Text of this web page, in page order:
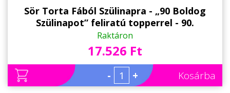
Sör Torta Fából Szülinapra - „90 Boldog
Szülinapot” feliratú topperrel - 90.
Születésnapi ajándék sörimádóknak
Raktáron
17.526 Ft
- + Kosárba